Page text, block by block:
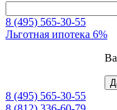
8 (495) 565-30-55
Льготная ипотека 6%
8 (495) 565-30-55